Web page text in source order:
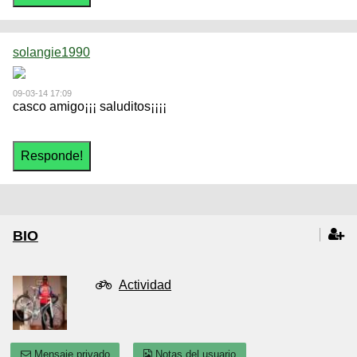
solangie1990
09-03-14 17:09
casco amigo¡¡¡ saluditos¡¡¡¡
BIO
Actividad
Mensaje privado Notas del usuario